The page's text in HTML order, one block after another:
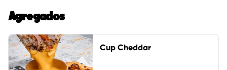
Agregados
Cup Cheddar